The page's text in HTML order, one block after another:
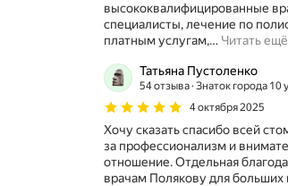
высококвалифицированные
специалисты, лечение по
платным услугам,… Читать ещё
Татьяна Пустоленко
54 отзыва Знаток города 10
4 октября 2025
Хочу сказать спасибо всей
за профессионализм и
отношение. Отдельная
врачам Полякову для больших